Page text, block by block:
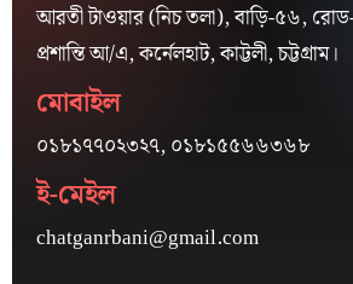
আরতী টাওয়ার (নিচ তলা), বাড়ি-৫৬,
প্রশান্তি আ/এ, কর্নেলহাট, কাট্টলী, চট্টগ্রাম।
মোবাইল
০১৮১৭৭০২৩২৭, ০১৮১৫৫৬৬৩৬৮
ই-মেইল
chatganrbani@gmail.com